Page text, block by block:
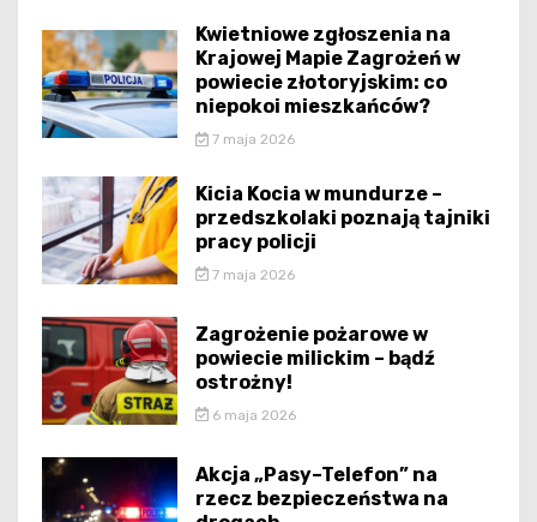
Kwietniowe zgłoszenia na
Krajowej Mapie Zagrożeń w
powiecie złotoryjskim: co
niepokoi mieszkańców?
7 maja 2026
Kicia Kocia w mundurze –
przedszkolaki poznają tajniki
pracy policji
7 maja 2026
Zagrożenie pożarowe w
powiecie milickim – bądź
ostrożny!
6 maja 2026
Akcja „Pasy–Telefon” na
rzecz bezpieczeństwa na